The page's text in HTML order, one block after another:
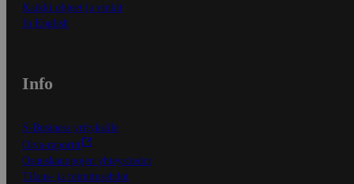
Kaikki ohjeet ja vinkit
In English
Info
S-Business yrityksille
Oiva-raportit
Osuuskauppojen yhteystiedot
Tilaus- ja toimitusehdot